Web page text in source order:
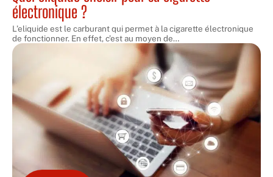
électronique ?
L’eliquide est le carburant qui permet à la cigarette électronique
de fonctionner. En effet, c’est au moyen de…